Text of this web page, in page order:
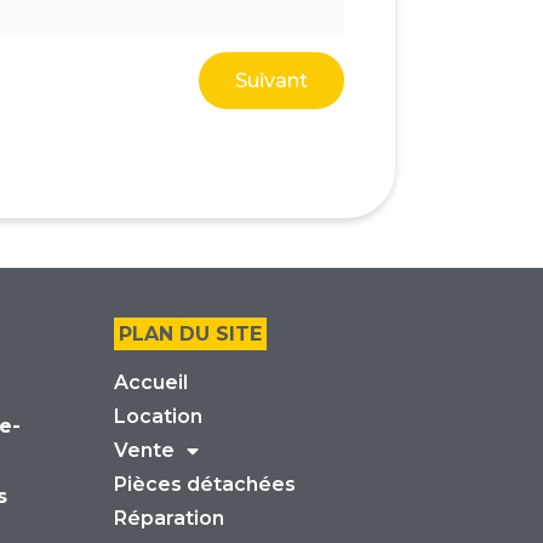
Suivant
PLAN DU SITE
Accueil
Location
Vente
Pièces détachées
Réparation